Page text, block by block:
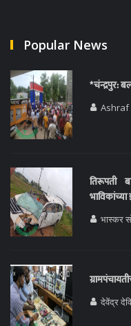
Popular News
*चंन्द्रपुर:
Ashraf
तिरूपती
भाविकांच्या
भास्कर
देवेंद्र